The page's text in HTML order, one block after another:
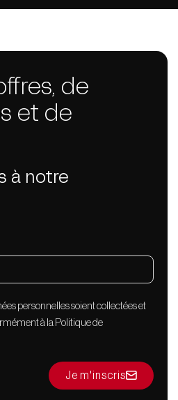
de
et de
à notre
personnelles soient collectées et
à la Politique de
Je m'inscris